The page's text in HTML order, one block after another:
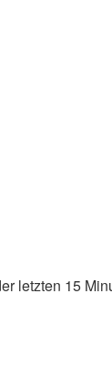
letzten 15